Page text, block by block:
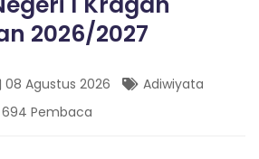
2026/2027
08 Agustus 2026
Adiwiyata
694 Pembaca